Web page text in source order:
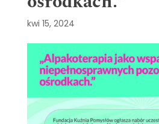
kwi 15, 2024